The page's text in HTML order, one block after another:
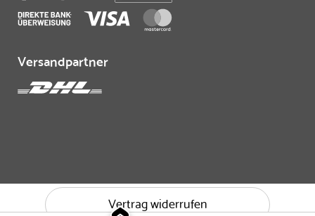
Versandpartner
Vertrag widerrufen